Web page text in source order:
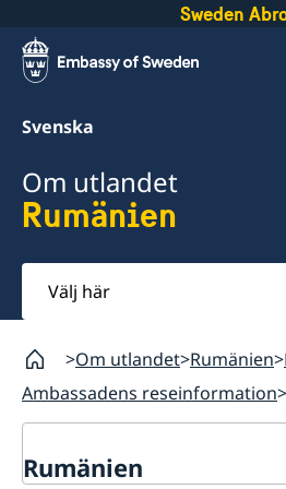
Sweden
Svenska
Om utlandet
Rumänien
Välj
här
Om utlandet Rumänien
Ambassadens reseinformation
Rumänien